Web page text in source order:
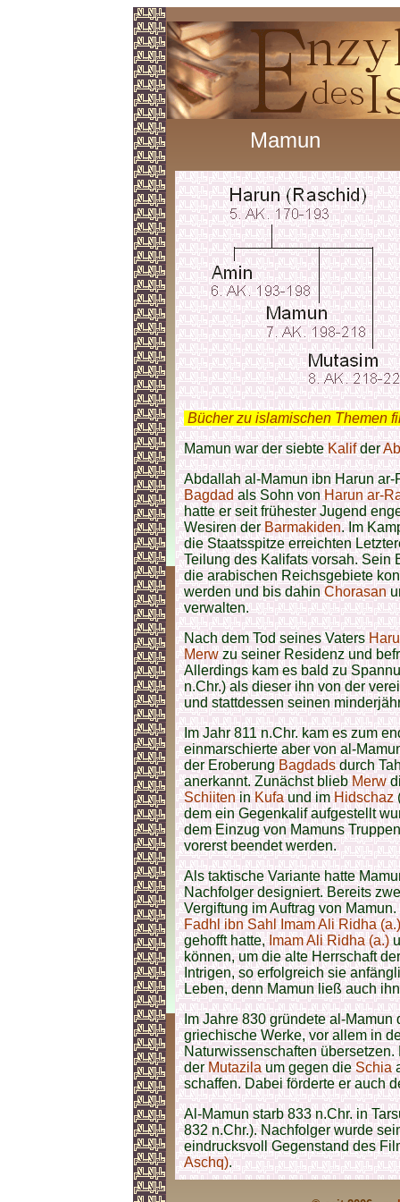
Mamun
Bücher zu islamischen Themen
Mamun war der siebteKalifder
Abdallah al-Mamun ibn Harun
Bagdadals Sohn vonHarun ar-
hatte er seit frühester Jugend
Wesiren derBarmakiden. Im
die Staatsspitze erreichten
Teilung des Kalifats vorsah. Sein
die arabischen Reichsgebiete
werden und bis dahinChorasan
verwalten.
Nach dem Tod seines Vaters
Merwzu seiner Residenz und
Allerdings kam es bald zu
n.Chr.) als dieser ihn von der
und stattdessen seinen
Im Jahr 811 n.Chr. kam es zum
einmarschierte aber von al-
der EroberungBagdadsdurch
anerkannt. Zunächst bliebMerw
SchiiteninKufaund imHidschaz
dem ein Gegenkalif aufgestellt
dem Einzug von Mamuns
vorerst beendet werden.
Als taktische Variante hatte
Nachfolger designiert. Bereits
Vergiftung im Auftrag von
Fadhl ibn SahlImam Ali Ridha (a.)
gehofft hatte,Imam Ali Ridha (a.)
können, um die alte Herrschaft
Intrigen, so erfolgreich sie
Leben, denn Mamun ließ auch
Im Jahre 830 gründete al-
griechische Werke, vor allem in
Naturwissenschaften
derMutazilaum gegen dieSchia
schaffen. Dabei förderte er auch
Al-Mamun starb 833 n.Chr. in
832 n.Chr.). Nachfolger wurde
eindrucksvoll Gegenstand des
Aschq).